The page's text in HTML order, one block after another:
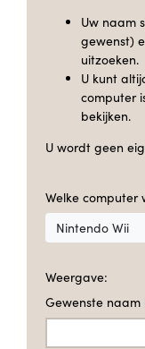
Uw naam
gewenst)
uitzoeken.
U kunt
computer
bekijken.
U wordt geen
Welke computer
Nintendo Wii
Weergave:
Gewenste